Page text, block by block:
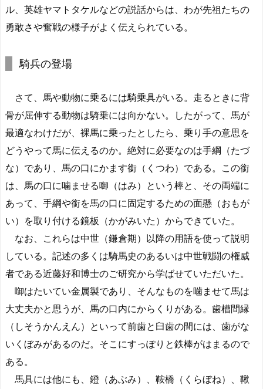
ル、英雄ヤマトタケルなどの説話からは、わが先祖たちの
勇敢さや奮戦の様子がよく伝えられている。
騎兵の登場
さて、馬や動物に乗るには騎乗具がいる。走るときに背
骨が屈伸する動物は騎乗には向かない。したがって、馬が
最適なわけだが、裸馬に乗ったとしたら、乗り手の意思を
どうやって馬に伝えるのか。絶対に必要なのは手綱（たづ
な）であり、馬の口にかます銜（くつわ）である。この銜
は、馬の口に噛ませる啣（はみ）という棒と、その両端に
あって、手綱や銜を馬の口に固定するための面懸（おもが
い）を取り付ける鏡板（かがみいた）からできていた。
なお、これらは中世（鎌倉期）以降の用語を使って説明
している。記述の多くは騎馬史のあるいは中世戦闘の権威
者である近藤好和博士のご研究から学ばせていただいた。
啣はたいてい金属製であり、そんなものを噛ませて馬は
大丈夫かと思うが、馬の口内にからくりがある。歯槽間縁
（しそうかんえん）といって前歯と臼歯の間には、歯がな
いくぼみがあるのだ。そこにすっぽりと鉄棒がはまるので
ある。
馬具には他にも、鐙（あぶみ）、鞍橋（くらぼね）、鞦